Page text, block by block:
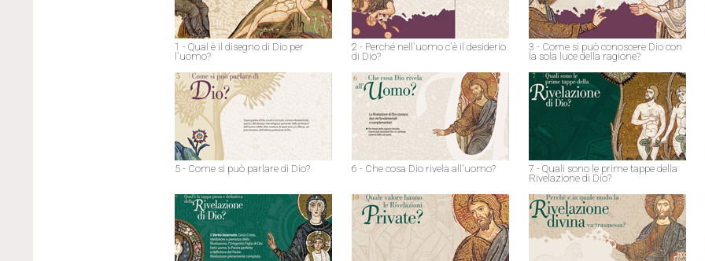
1 - Qual è il disegno di Dio per
l'uomo?
2 - Perché nell'uomo c'è il desiderio
di Dio?
3 - Come si può conoscere Dio con
la sola luce della ragione?
5 - Come si può parlare di Dio? 6 - Che cosa Dio rivela all'uomo?
7 - Quali sono le prime tappe della
Rivelazione di Dio?